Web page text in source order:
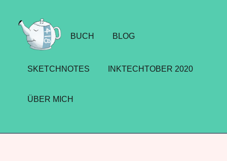
BUCH BLOG
SKETCHNOTES INKTECHTOBER 2020
ÜBER MICH